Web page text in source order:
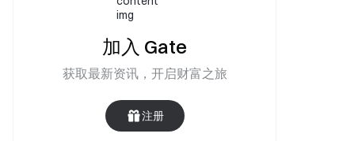
加入 Gate
获取最新资讯，开启财富之旅
注册